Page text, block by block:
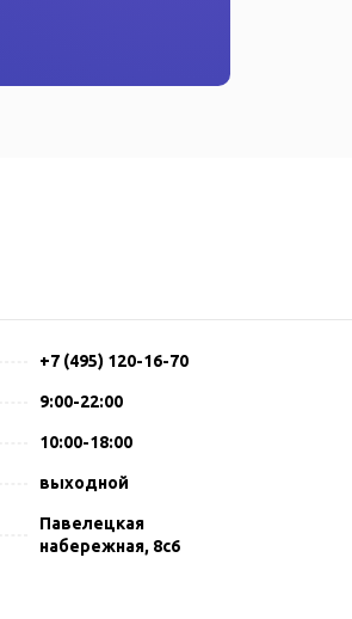
+7 (495) 120-16-70
9:00-22:00
10:00-18:00
выходной
Павелецкая
набережная, 8с6